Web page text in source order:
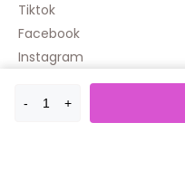
- +
Tiktok
Facebook
Instagram